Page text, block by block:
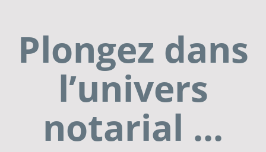
Plongez dans
l’univers
notarial ...